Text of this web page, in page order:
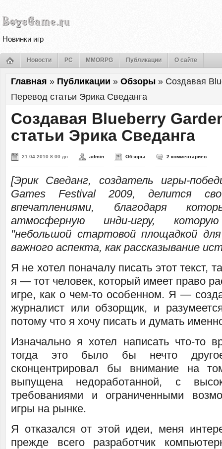
Новинки игр
Новости PC MMORPG Публикации О сайте
Главная » Публикации » Обзоры » Создавая
Перевод статьи Эрика Сведанга
Создавая Blueberry
статьи Эрика Сведанга
21.04.2010 8:00 дп admin Обзоры 2 комментариев
[Эрик Сведанг, создатель игры-
Games Festival 2009, делится
впечатлениями, благодаря
атмосферную инди-игру,
"небольшой стартовой площадкой
важного аспекта, как рассказывание
Я не хотел поначалу писать этот текст,
я — тот человек, который имеет право
игре, как о чем-то особенном. Я —
журналист или обзорщик, и
потому что я хочу писать и думать
Изначально я хотел написать что-то
тогда это было бы нечто
сконцентрировал бы внимание на
выпущена недоработанной, с
требованиями и ограниченными
игры на рынке.
Я отказался от этой идеи, меня
прежде всего разработчик